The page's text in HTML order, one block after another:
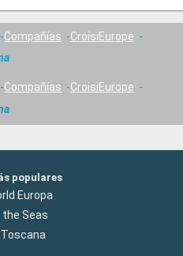
Compañías
CroisiEurope
Compañías
CroisiEurope
populares
Europa
the Seas